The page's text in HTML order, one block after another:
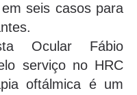
seis casos para
Ocular Fábio
serviço no HRC
oftálmica é um